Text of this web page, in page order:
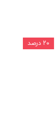
۲۰ درصد